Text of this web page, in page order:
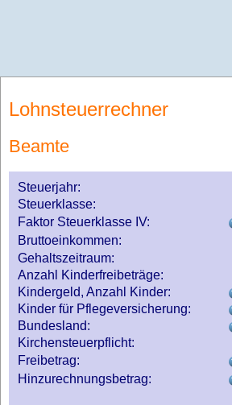
Lohnsteuerrechner
Beamte
Steuerjahr:
Steuerklasse:
Faktor Steuerklasse IV:
Bruttoeinkommen:
Gehaltszeitraum:
Anzahl Kinderfreibeträge:
Kindergeld, Anzahl Kinder:
Kinder für Pflegeversicherung:
Bundesland:
Kirchensteuerpflicht:
Freibetrag:
Hinzurechnungsbetrag: